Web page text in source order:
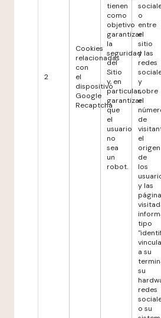
2
Cookies
relacionadas
con
el
dispositivo
Google
Recaptcha
tienen
como
objetivo
garantizar
la
seguridad
del
Sitio
y, en
particular,
garantizar
que
el
usuario
no
sea
un
robot.
o
entre
el
sitio
y las
redes
y
sobre
el
de
el
origen
de
los
y las
tipo
a su
su
redes
o su